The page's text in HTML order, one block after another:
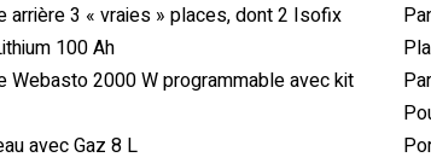
arrière 3 « vraies » places, dont 2 Isofix
100 Ah
Webasto 2000 W programmable avec kit
avec Gaz 8 L